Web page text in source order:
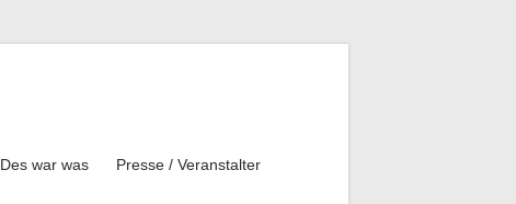
Des war was Presse / Veranstalter